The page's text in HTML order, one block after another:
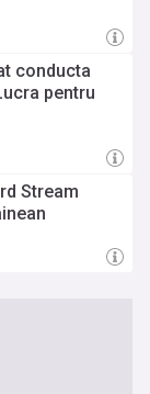
conducta
pentru
Stream